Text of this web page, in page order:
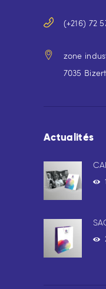
(+216) 72
zone
7035
Actualités